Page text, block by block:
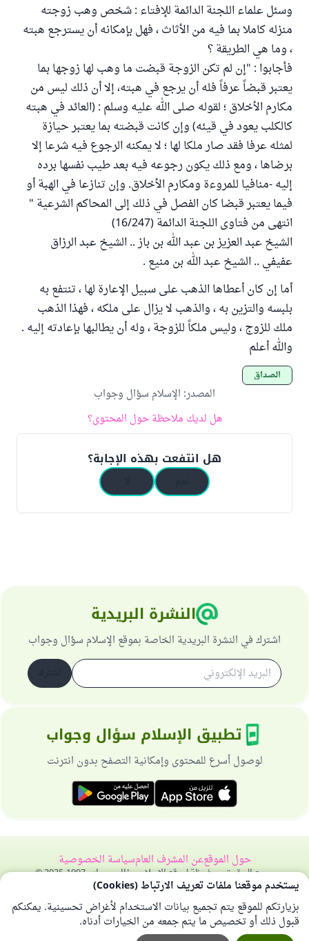
وسئل علماء اللجنة الدائمة للإفتاء : شخص وهب زوجته
منزله كاملا بما فيه من الأثاث ، فهل بإمكانه أن يسترجع هبته
، وما هي الطريقة ؟
فأجابوا : "إن لم تكن الزوجة قبضت ما وهب لها زوجها بما
يعتبر قبضاً عرفاً فله أن يرجع في هبته، إلا أن ذلك ليس من
مكارم الأخلاق ؛ لقوله صلى الله عليه وسلم : (العائد في هبته
كالكلب يعود في قيئه) وإن كانت قبضته بما يعتبر حيازة
لمثله عرفا فقد صار ملكا لها ؛ لا يمكنه الرجوع فيه شرعا إلا
برضاها ، ومع ذلك يكون رجوعه فيه بعد طيب نفسها برده
إليه -منافيا للمروءة ومكارم الأخلاق. وإن تنازعا في الهبة أو
فيما يعتبر قبضا كان الفصل في ذلك إلى المحاكم الشرعية "
انتهى من فتاوى اللجنة الدائمة (16/247)
الشيخ عبد العزيز بن عبد الله بن باز .. الشيخ عبد الرزاق
عفيفي .. الشيخ عبد الله بن منيع .
أما إن كان أعطاها الذهب على سبيل الإعارة لها ، تنتفع به
بلبسه والتزين به ، والذهب لا يزال على ملكه ، فهذا الذهب
ملك للزوج ، وليس ملكاً للزوجة ، وله أن يطالبها بإعادته إليه .
والله أعلم
الصداق
المصدر: الإسلام سؤال وجواب
هل لديك ملاحظة حول المحتوى؟
هل انتفعت بهذه الإجابة؟
النشرة البريدية
اشترك في النشرة البريدية الخاصة بموقع الإسلام سؤال وجواب
تطبيق الإسلام سؤال وجواب
لوصول أسرع للمحتوى وإمكانية التصفح بدون انترنت
حول الموقععن المشرف العامسياسة الخصوصية
جميع الحقوق محفوظة لموقع الإسلام سؤال وجواب 1997-2025 ©
يستخدم موقعنا ملفات تعريف الارتباط (Cookies)
بزيارتكم للموقع يتم تجميع بيانات الاستخدام لأغراض تحسينية. يمكنكم
قبول ذلك أو تخصيص ما يتم جمعه من الخيارات أدناه.